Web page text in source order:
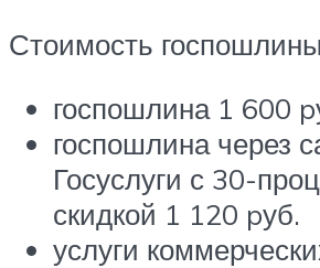
Стоимость
госпошлина 1 600
госпошлина через
Госуслуги с 30-
скидкой 1 120 pуб.
услуги